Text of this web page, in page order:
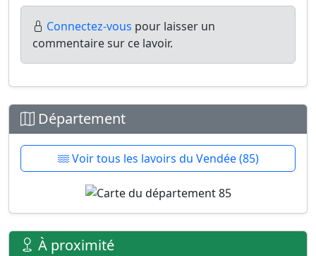
Connectez-vous pour laisser un
commentaire sur ce lavoir.
Département
Voir tous les lavoirs du Vendée (85)
À proximité